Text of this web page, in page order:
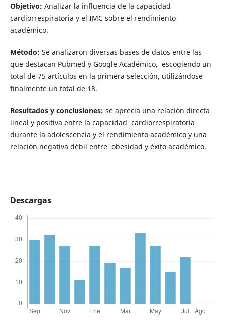
Objetivo: Analizar la influencia de la capacidad
cardiorrespiratoria y el IMC sobre el rendimiento
académico.
Método: Se analizaron diversas bases de datos entre las
que destacan Pubmed y Google Académico, escogiendo un
total de 75 artículos en la primera selección, utilizándose
finalmente un total de 18.
Resultados y conclusiones: se aprecia una relación directa
lineal y positiva entre la capacidad cardiorrespiratoria
durante la adolescencia y el rendimiento académico y una
relación negativa débil entre obesidad y éxito académico.
Descargas